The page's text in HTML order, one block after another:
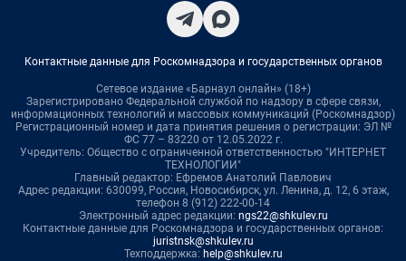
Контактные данные для Роскомнадзора и государственных органов
Сетевое издание «Барнаул онлайн» (18+)
Зарегистрировано Федеральной службой по надзору в сфере связи,
информационных технологий и массовых коммуникаций (Роскомнадзор)
Регистрационный номер и дата принятия решения о регистрации: ЭЛ №
ФС 77 – 83220 от 12.05.2022 г.
Учредитель: Общество с ограниченной ответственностью "ИНТЕРНЕТ
ТЕХНОЛОГИИ"
Главный редактор: Ефремов Анатолий Павлович
Адрес редакции: 630099, Россия, Новосибирск, ул. Ленина, д. 12, 6 этаж,
телефон 8 (912) 222-00-14
Электронный адрес редакции: ngs22@shkulev.ru
Контактные данные для Роскомнадзора и государственных органов:
juristnsk@shkulev.ru
Техподдержка: help@shkulev.ru